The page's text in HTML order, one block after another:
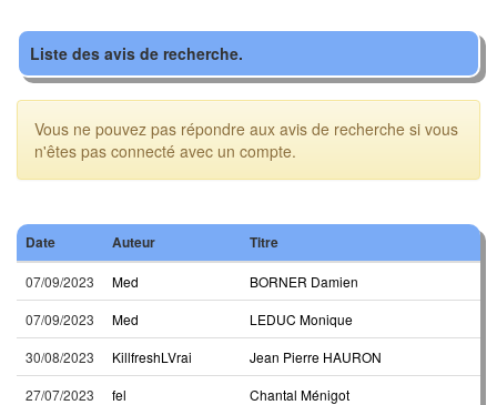
Liste des avis de recherche.
Vous ne pouvez pas répondre aux avis de recherche si vous
n'êtes pas connecté avec un compte.
Date Auteur Titre
07/09/2023 Med
BORNER Damien
07/09/2023
Med
LEDUC Monique
30/08/2023
KillfreshLVrai
Jean Pierre HAURON
27/07/2023
fel
Chantal Ménigot